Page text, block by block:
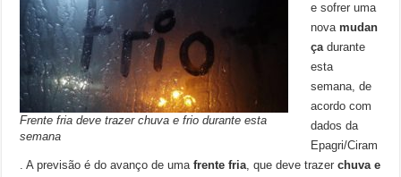
Frente fria deve trazer chuva e frio durante esta
semana
e sofrer uma
novamudan
çadurante
esta
semana, de
acordo com
dados da
Epagri/Ciram
. A previsão é do avanço de umafrente fria, que deve trazerchuva e